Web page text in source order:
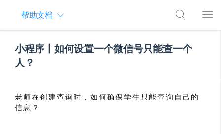
帮助文档
小程序丨如何设置一个微信号只能查一个
人？
老师在创建查询时， 如何确保学生只能查询自己的
信息？